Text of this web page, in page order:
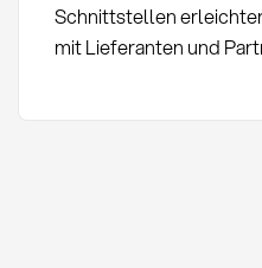
Schnittstellen
mit Lieferanten und